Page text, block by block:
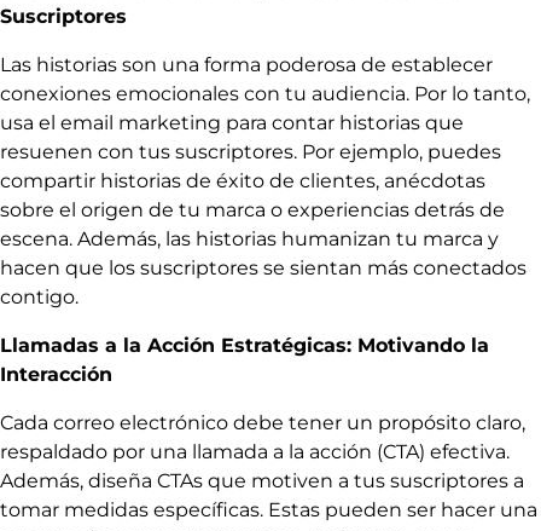
Suscriptores
Las historias son una forma poderosa de establecer
conexiones emocionales con tu audiencia. Por lo tanto,
usa el email marketing para contar historias que
resuenen con tus suscriptores. Por ejemplo, puedes
compartir historias de éxito de clientes, anécdotas
sobre el origen de tu marca o experiencias detrás de
escena. Además, las historias humanizan tu marca y
hacen que los suscriptores se sientan más conectados
contigo.
Llamadas a la Acción Estratégicas: Motivando la
Interacción
Cada correo electrónico debe tener un propósito claro,
respaldado por una llamada a la acción (CTA) efectiva.
Además, diseña CTAs que motiven a tus suscriptores a
tomar medidas específicas. Estas pueden ser hacer una